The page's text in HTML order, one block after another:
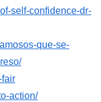
self-confidence-dr-
que-se-
fair
action/